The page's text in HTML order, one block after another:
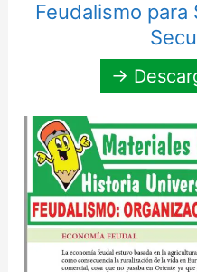
Feudalismo
→